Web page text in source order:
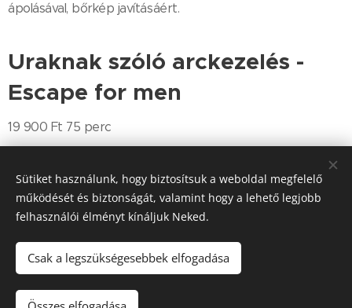
ápolásával, bőrkép javításáért.
Uraknak szóló arckezelés -
Escape for men
19 900 Ft 75 perc
Share
Sütiket használunk, hogy biztosítsuk a weboldal megfelelő
működését és biztonságát, valamint hogy a lehető legjobb
felhasználói élményt kínáljuk Neked.
Csak a legszükségesebbek elfogadása